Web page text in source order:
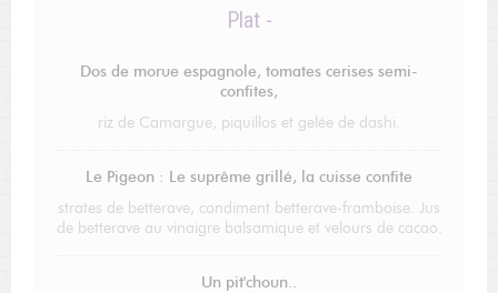
Plat -
Dos de morue espagnole, tomates cerises semi-
confites,
riz de Camargue, piquillos et gelée de dashi.
Le Pigeon : Le suprême grillé, la cuisse confite
strates de betterave, condiment betterave-framboise. Jus
de betterave au vinaigre balsamique et velours de cacao.
Un pit'choun..